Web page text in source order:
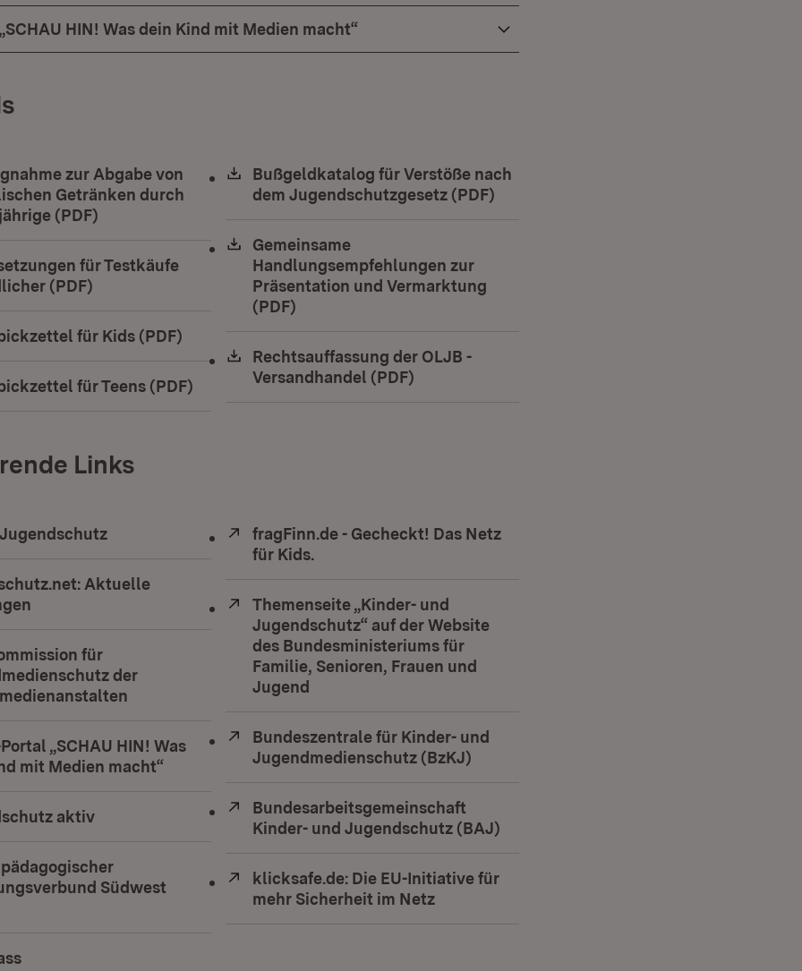
HIN! Was dein Kind mit Medien macht“
zur Abgabe von
Getränken durch
(PDF)
für Testkäufe
(PDF) (Öffnet in neuem Fenster)
für Kids (PDF)
für Teens (PDF) (Öffnet in neuem Fenster)
Download:
Bußgeldkatalog für Verstöße nach
dem Jugendschutzgesetz (PDF)
Download:
Gemeinsame
Handlungsempfehlungen zur
Präsentation und Vermarktung
(PDF)
Download:
Rechtsauffassung der OLJB -
Versandhandel (PDF)
Links
(Öffnet in neuem Fenster)
Aktuelle
(Öffnet in neuem Fenster)
für
der
(Öffnet in neuem Fenster)
„SCHAU HIN! Was
mit Medien macht“ (Öffnet in neuem Fenster)
aktiv (Öffnet in neuem Fenster)
Südwest
Extern:
fragFinn.de - Gecheckt! Das Netz
für Kids.
Extern:
Themenseite „Kinder- und
Jugendschutz“ auf der Website
des Bundesministeriums für
Familie, Senioren, Frauen und
Jugend
Extern:
Bundeszentrale für Kinder- und
Jugendmedienschutz (BzKJ)
Extern:
Bundesarbeitsgemeinschaft
Kinder- und Jugendschutz (BAJ)
Extern:
klicksafe.de: Die EU-Initiative für
mehr Sicherheit im Netz